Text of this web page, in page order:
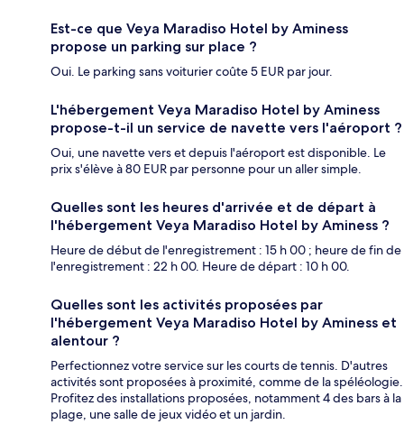
Est-ce que Veya Maradiso Hotel by Aminess
propose un parking sur place ?
Oui. Le parking sans voiturier coûte 5 EUR par jour.
L'hébergement Veya Maradiso Hotel by Aminess
propose-t-il un service de navette vers l'aéroport ?
Oui, une navette vers et depuis l'aéroport est disponible. Le
prix s'élève à 80 EUR par personne pour un aller simple.
Quelles sont les heures d'arrivée et de départ à
l'hébergement Veya Maradiso Hotel by Aminess ?
Heure de début de l'enregistrement : 15 h 00 ; heure de fin de
l'enregistrement : 22 h 00. Heure de départ : 10 h 00.
Quelles sont les activités proposées par
l'hébergement Veya Maradiso Hotel by Aminess et
alentour ?
Perfectionnez votre service sur les courts de tennis. D'autres
activités sont proposées à proximité, comme de la spéléologie.
Profitez des installations proposées, notamment 4 des bars à la
plage, une salle de jeux vidéo et un jardin.